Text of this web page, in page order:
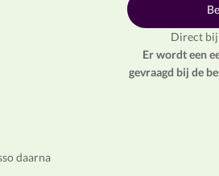
daarna
Direct bij
Er wordt een
gevraagd bij de